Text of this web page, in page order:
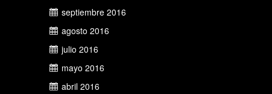
septiembre 2016
agosto 2016
julio 2016
mayo 2016
abril 2016